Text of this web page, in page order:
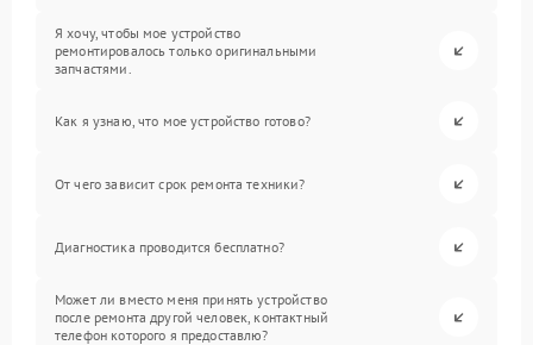
Я хочу, чтобы мое устройство
ремонтировалось только оригинальными
запчастями.
Как я узнаю, что мое устройство готово?
От чего зависит срок ремонта техники?
Диагностика проводится бесплатно?
Может ли вместо меня принять устройство
после ремонта другой человек, контактный
телефон которого я предоставлю?